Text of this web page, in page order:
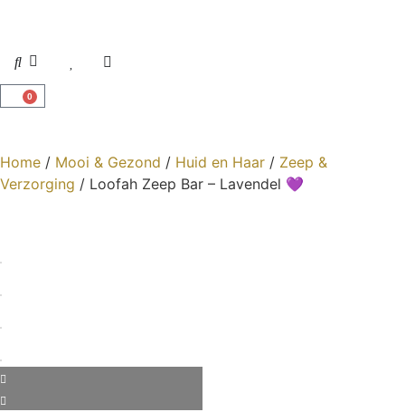
0
Home / Mooi & Gezond / Huid en Haar / Zeep &
Verzorging / Loofah Zeep Bar – Lavendel 💜